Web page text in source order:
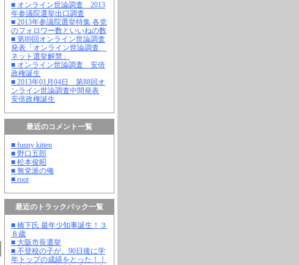
■ オンライン世論調査 2013
年参議院選挙出口調査
■ 2013年参議院選挙特集 各党
のフォロワー数といいねの数
■ 第89回オンライン世論調査
発表「オンライン世論調査
ネット選挙解禁」
■ オンライン世論調査 安倍
政権誕生
■ 2013年01月04日 第88回オ
ンライン世論調査中間発表
安倍政権誕生
最近のコメント一覧
■ funny kitten
■ 野口五郎
■ 松本俊昭
■ 無党派の俺
■ root
最近のトラックバック一覧
■ 橋下氏 最年少知事誕生！３
８歳
■ 大阪市長選挙
■ 不登校の子が、90日後に学
年トップの成績をとった！！